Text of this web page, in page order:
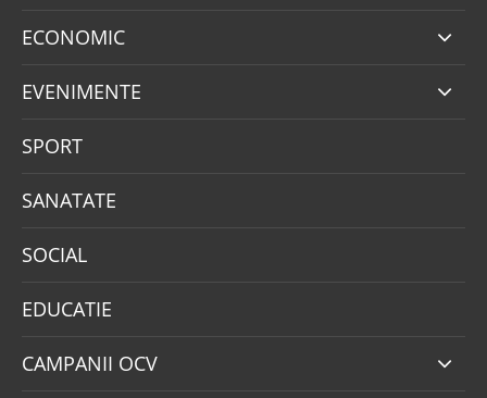
ECONOMIC
EVENIMENTE
SPORT
SANATATE
SOCIAL
EDUCATIE
CAMPANII OCV